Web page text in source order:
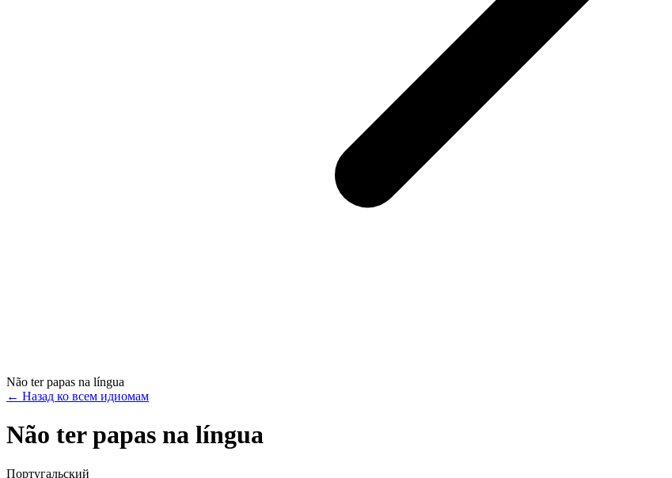
Não ter papas na língua
← Назад ко всем идиомам
Não ter papas na língua
Португальский